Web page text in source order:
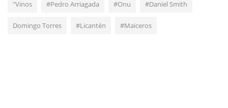
"Vinos #Pedro Arriagada #Onu #Daniel Smith
Domingo Torres #Licantén #Maiceros